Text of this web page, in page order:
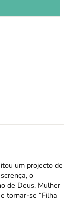
um projecto de
o
de Deus. Mulher
tornar-se “Filha